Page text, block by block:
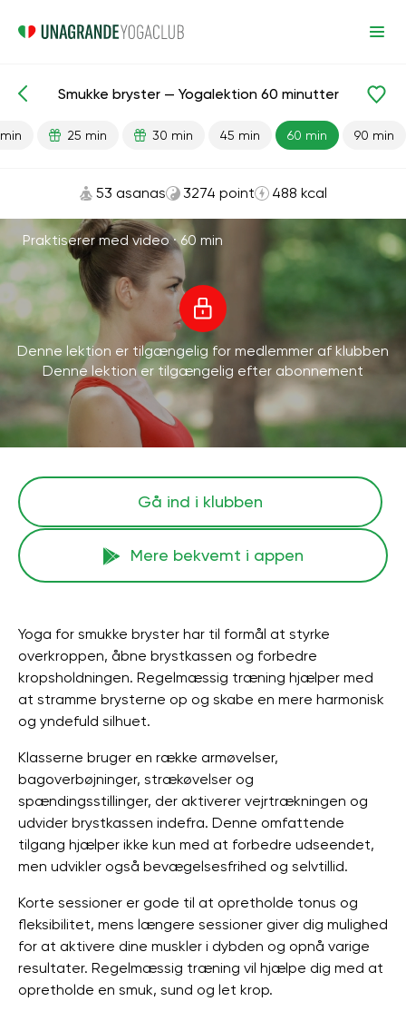
Færdiglavede lektioner Bryst
Smukke bryster — Yogalektion 60 minutter
25 min 30 min 45 min 60 min 90 min
53 asanas 3274 point 488 kcal
Praktiserer med video ·60 min
Denne lektion er tilgængelig for medlemmer af klubben
Denne lektion er tilgængelig efter abonnement
Gå ind i klubben
Mere bekvemt i appen
Yoga for smukke bryster har til formål at styrke
overkroppen, åbne brystkassen og forbedre
kropsholdningen. Regelmæssig træning hjælper med
at stramme brysterne op og skabe en mere harmonisk
og yndefuld silhuet.
Klasserne bruger en række armøvelser,
bagoverbøjninger, strækøvelser og
spændingsstillinger, der aktiverer vejrtrækningen og
udvider brystkassen indefra. Denne omfattende
tilgang hjælper ikke kun med at forbedre udseendet,
men udvikler også bevægelsesfrihed og selvtillid.
Korte sessioner er gode til at opretholde tonus og
fleksibilitet, mens længere sessioner giver dig mulighed
for at aktivere dine muskler i dybden og opnå varige
resultater. Regelmæssig træning vil hjælpe dig med at
opretholde en smuk, sund og let krop.